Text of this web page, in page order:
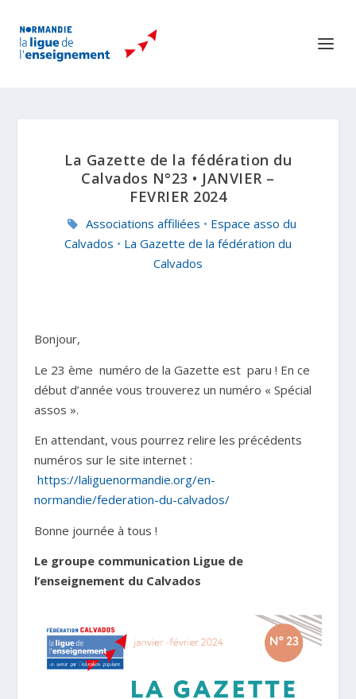
La Gazette de la fédération du
Calvados N°23 • JANVIER –
FEVRIER 2024
Associations affiliées • Espace asso du
Calvados • La Gazette de la fédération du
Calvados
Bonjour,
Le 23 ème numéro de la Gazette est paru ! En ce
début d’année vous trouverez un numéro « Spécial
assos ».
En attendant, vous pourrez relire les précédents
numéros sur le site internet :
https://laliguenormandie.org/en-
normandie/federation-du-calvados/
Bonne journée à tous !
Le groupe communication Ligue de
l’enseignement du Calvados